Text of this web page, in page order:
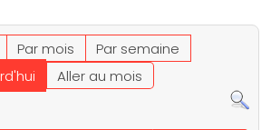
Par mois
Par semaine
Aller au mois